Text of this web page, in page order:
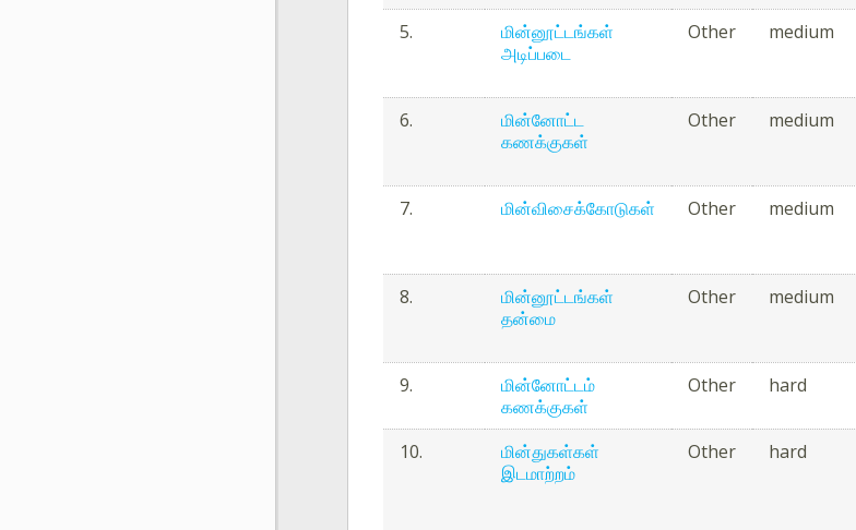
5.
மின்னூட்டங்கள்
அடிப்படை
Other medium
6.
மின்னோட்ட
கணக்குகள்
Other medium
7.
மின்விசைக்கோடுகள் Other medium
8.
மின்னூட்டங்கள்
தன்மை
Other medium
9.
மின்னோட்டம்
கணக்குகள்
Other hard
10.
மின்துகள்கள்
இடமாற்றம்
Other hard